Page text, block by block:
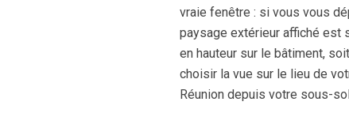
vraie fenêtre : si vous vous
paysage extérieur affiché est
en hauteur sur le bâtiment,
choisir la vue sur le lieu de
Réunion depuis votre sous-